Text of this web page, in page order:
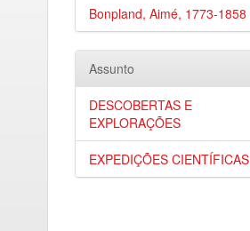
Bonpland, Aimé, 1773-1858
Assunto
DESCOBERTAS E
EXPLORAÇÕES
EXPEDIÇÕES CIENTÍFICAS